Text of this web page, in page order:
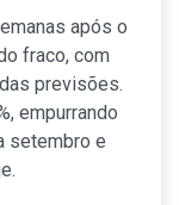
após o
fraco, com
previsões.
empurrando
setembro e